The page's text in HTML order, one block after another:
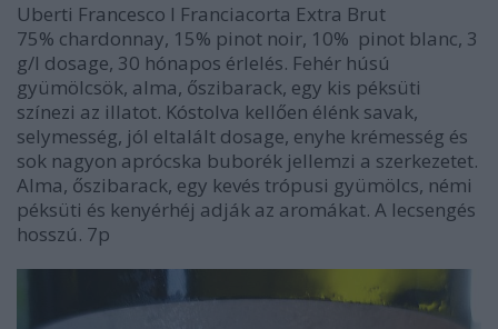
Uberti Francesco I Franciacorta Extra Brut
75% chardonnay, 15% pinot noir, 10% pinot blanc, 3
g/l dosage, 30 hónapos érlelés. Fehér húsú
gyümölcsök, alma, őszibarack, egy kis péksüti
színezi az illatot. Kóstolva kellően élénk savak,
selymesség, jól eltalált dosage, enyhe krémesség és
sok nagyon aprócska buborék jellemzi a szerkezetet.
Alma, őszibarack, egy kevés trópusi gyümölcs, némi
péksüti és kenyérhéj adják az aromákat. A lecsengés
hosszú. 7p